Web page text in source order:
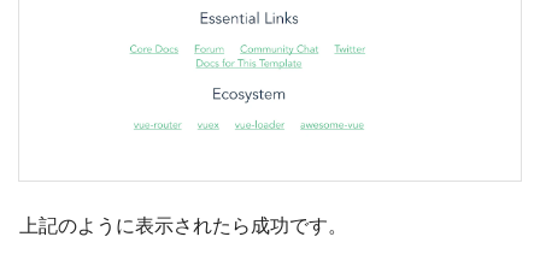
上記のように表示されたら成功です。